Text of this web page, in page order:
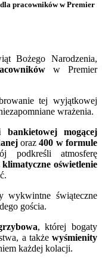
pracowników w Premier
Bożego Narodzenia,
w Premier
tej wyjątkowej
wrażenia.
bankietowej mogącej
oraz400 w formule
podkreśli atmosferę
klimatyczne oświetlenie
wykwintne świąteczne
gościa.
, której bogaty
a także wyśmienity
każdej kolacji.